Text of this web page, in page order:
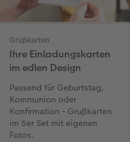
Grußkarten
Ihre Einladungskarten
im edlen Design
Passend für Geburtstag,
Kommunion oder
Konfirmation - Grußkarten
im 5er Set mit eigenen
Fotos.